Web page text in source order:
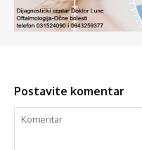
Postavite komentar